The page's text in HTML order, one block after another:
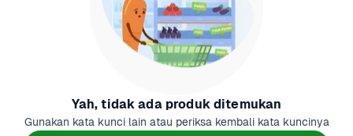
Yah, tidak ada produk ditemukan
Gunakan kata kunci lain atau periksa kembali kata kuncinya